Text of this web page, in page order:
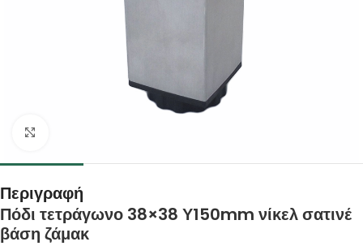
Περιγραφή
Πόδι τετράγωνο 38×38 Υ150mm νίκελ σατινέ
βάση ζάμακ